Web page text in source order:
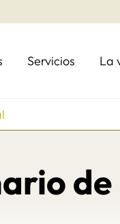
Servicios La